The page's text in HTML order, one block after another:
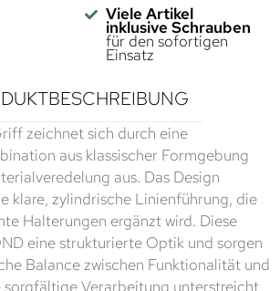
Viele Artikel
inklusive Schrauben
für den sofortigen
Einsatz
zeichnet sich durch eine
aus klassischer Formgebung
aus. Das Design
klare, zylindrische Linienführung, die
Halterungen ergänzt wird. Diese
eine strukturierte Optik und sorgen
Balance zwischen Funktionalität und
sorgfältige Verarbeitung unterstreicht